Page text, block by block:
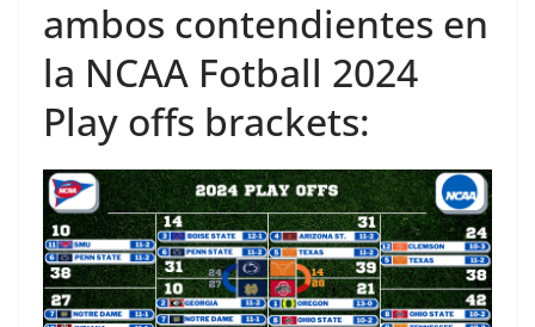
ambos contendientes en
la NCAA Fotball 2024
Play offs brackets: